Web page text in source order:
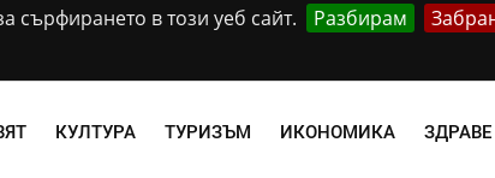
сърфирането в този уеб сайт. Разбирам
КУЛТУРА ТУРИЗЪМ ИКОНОМИКА ЗДРАВЕ